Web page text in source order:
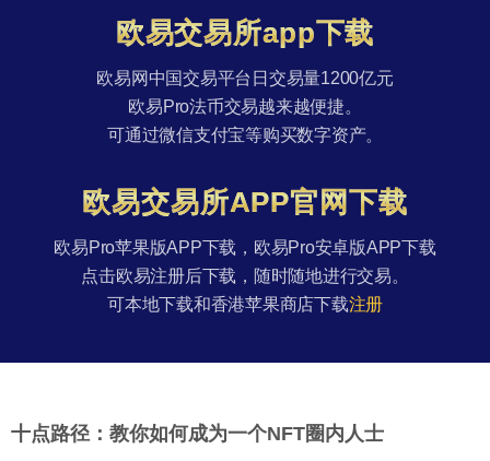
欧易交易所app下载
欧易网中国交易平台日交易量1200亿元
欧易Pro法币交易越来越便捷。
可通过微信支付宝等购买数字资产。
欧易交易所APP官网下载
欧易Pro苹果版APP下载，欧易Pro安卓版APP下载
点击欧易注册后下载，随时随地进行交易。
可本地下载和香港苹果商店下载注册
十点路径：教你如何成为一个NFT圈内人士